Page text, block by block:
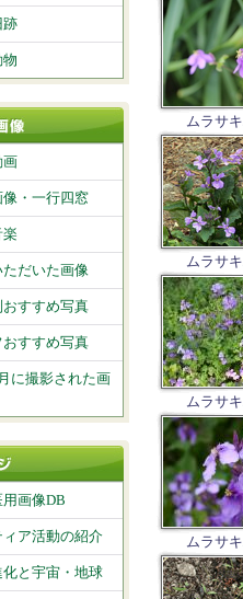
ムラサ
ムラサ
ムラサ
ムラサ
跡
物
画
・一行四窓
楽
ただいた画像
おすすめ写真
おすすめ写真
に撮影された画
画像DB
ア活動の紹介
と宇宙・地球